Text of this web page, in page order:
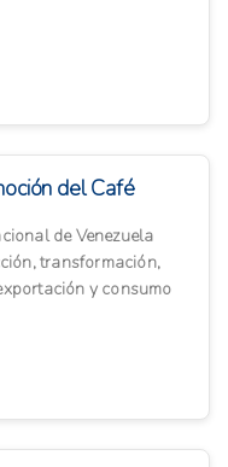
del Café
de Venezuela
transformación,
y consumo